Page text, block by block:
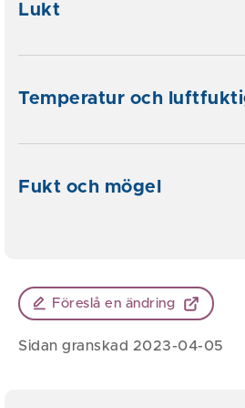
Lukt
Temperatur och
Fukt och mögel
Föreslå en ändring
Sidan granskad 2023-04-05